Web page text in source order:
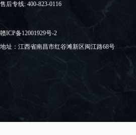
售后专线: 400-823-0116
赣ICP备12001929号-2
地址：江西省南昌市红谷滩新区闽江路68号